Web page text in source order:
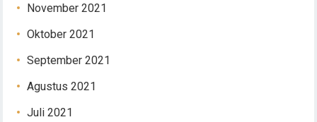
November 2021
Oktober 2021
September 2021
Agustus 2021
Juli 2021